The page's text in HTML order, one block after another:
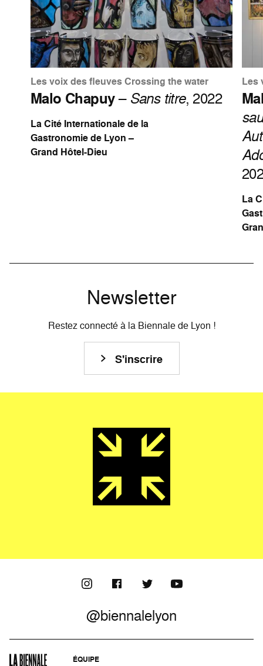
Les voix des fleuves Crossing the water
Malo Chapuy– Sans titre, 2022
La Cité Internationale de la
Gastronomie de Lyon –
Grand Hôtel-Dieu
Les
La
Newsletter
Restez connecté à la Biennale de Lyon !
S'inscrire
@biennalelyon
ÉQUIPE